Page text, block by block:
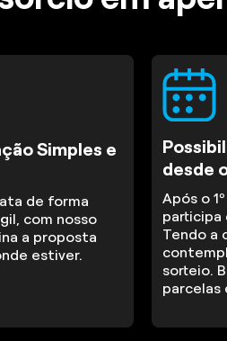
Simples e
de forma
com nosso
a proposta
estiver.
desde
Após o
participa
Tendo a
sorteio.
parcelas